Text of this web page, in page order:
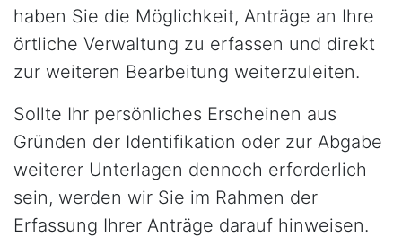
haben Sie die Möglichkeit, Anträge an Ihre
örtliche Verwaltung zu erfassen und direkt
zur weiteren Bearbeitung weiterzuleiten.
Sollte Ihr persönliches Erscheinen aus
Gründen der Identifikation oder zur Abgabe
weiterer Unterlagen dennoch erforderlich
sein, werden wir Sie im Rahmen der
Erfassung Ihrer Anträge darauf hinweisen.